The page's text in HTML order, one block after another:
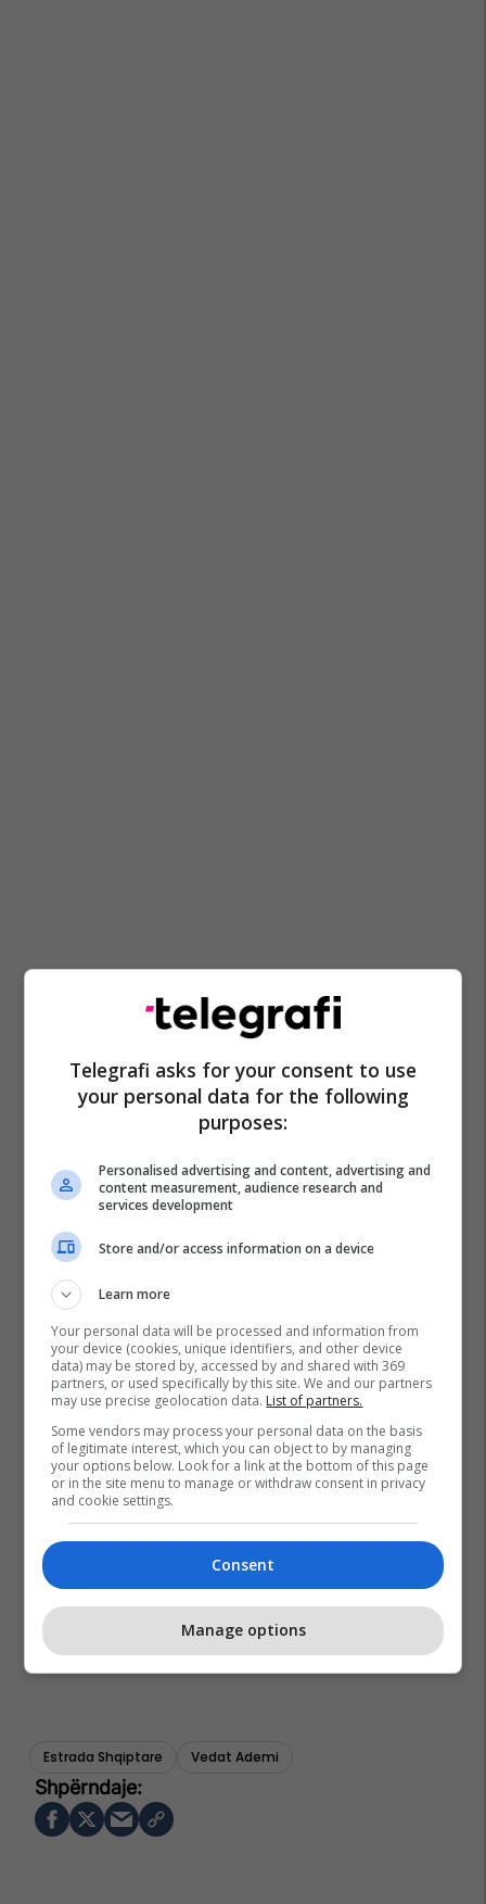
Estrada Shqiptare Vedat Ademi
Telegrafi asks for your consent to use
your personal data for the following
purposes:
Personalised advertising and content, advertising and
content measurement, audience research and
services development
Store and/or access information on a device
Learn more
Your personal data will be processed and information from
your device (cookies, unique identifiers, and other device
data) may be stored by, accessed by and shared with 369
partners, or used specifically by this site. We and our partners
may use precise geolocation data. List of partners.
Some vendors may process your personal data on the basis
of legitimate interest, which you can object to by managing
your options below. Look for a link at the bottom of this page
or in the site menu to manage or withdraw consent in privacy
and cookie settings.
Consent
Manage options